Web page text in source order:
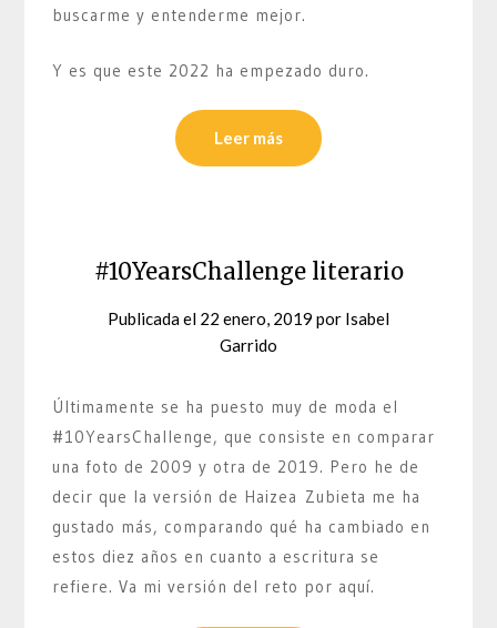
buscarme y entenderme mejor.
Y es que este 2022 ha empezado duro.
Leer más
#10YearsChallenge literario
Publicada el 22 enero, 2019 por Isabel
Garrido
Últimamente se ha puesto muy de moda el
#10YearsChallenge, que consiste en comparar
una foto de 2009 y otra de 2019. Pero he de
decir que la versión de Haizea Zubieta me ha
gustado más, comparando qué ha cambiado en
estos diez años en cuanto a escritura se
refiere. Va mi versión del reto por aquí.